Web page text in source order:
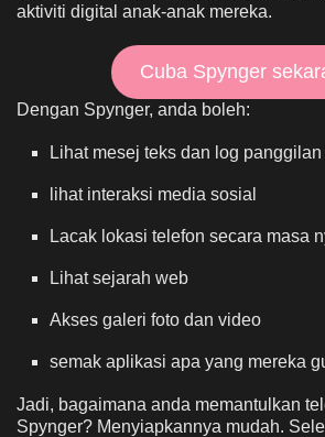
aktiviti digital anak-anak mereka.
Cuba Spynger
Dengan Spynger, anda boleh:
Lihat mesej teks dan log panggilan
lihat interaksi media sosial
Lacak lokasi telefon secara masa
Lihat sejarah web
Akses galeri foto dan video
semak aplikasi apa yang mereka
Jadi, bagaimana anda memantulkan
Spynger? Menyiapkannya mudah.